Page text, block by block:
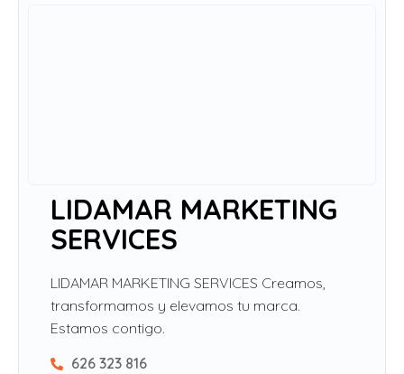
LIDAMAR MARKETING
SERVICES
LIDAMAR MARKETING SERVICES Creamos,
transformamos y elevamos tu marca.
Estamos contigo.
626 323 816